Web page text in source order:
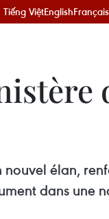
Tiếng ViệtEnglishFrançais
nouvel élan,
dans une